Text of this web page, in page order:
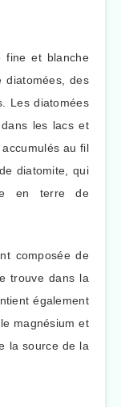
fine et blanche
diatomées, des
Les diatomées
les lacs et
au fil
diatomite, qui
en terre de
composée de
trouve dans la
également
magnésium et
la source de la